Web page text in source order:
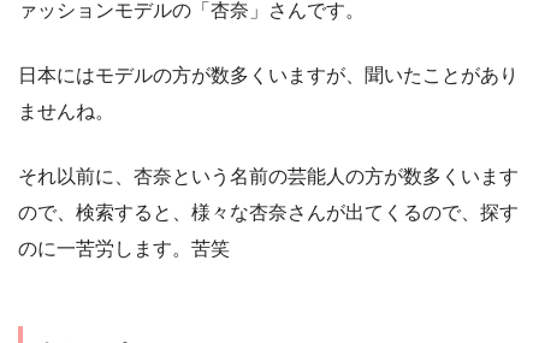
ァッションモデルの「杏奈」さんです。
日本にはモデルの方が数多くいますが、聞いたことがあり
ませんね。
それ以前に、杏奈という名前の芸能人の方が数多くいます
ので、検索すると、様々な杏奈さんが出てくるので、探す
のに一苦労します。苦笑